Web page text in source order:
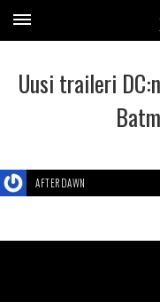
Uusi traileri
AFTERDAWN